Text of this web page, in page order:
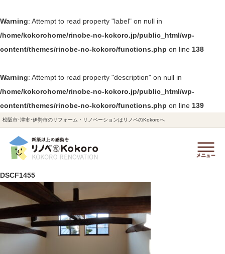
Warning: Attempt to read property "label" on null in
/home/kokorohome/rinobe-no-kokoro.jp/public_html/wp-
content/themes/rinobe-no-kokoro/functions.php on line 138
Warning: Attempt to read property "description" on null in
/home/kokorohome/rinobe-no-kokoro.jp/public_html/wp-
content/themes/rinobe-no-kokoro/functions.php on line 139
松阪市･津市･伊勢市のリフォーム・リノベーションはリノベのKokoroへ
DSCF1455